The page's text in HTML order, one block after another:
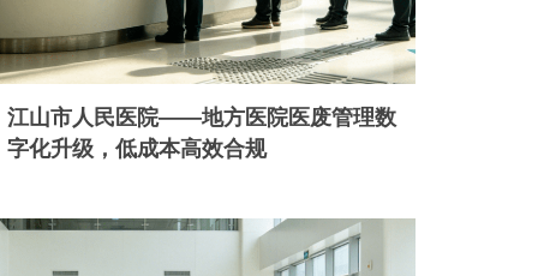
江山市人民医院——地方医院医废管理数
字化升级，低成本高效合规